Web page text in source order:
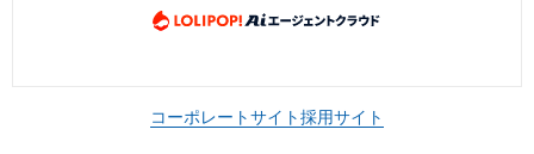
コーポレートサイト採用サイト